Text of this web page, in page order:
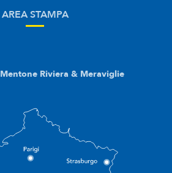
AREA STAMPA
Mentone Riviera & Meraviglie